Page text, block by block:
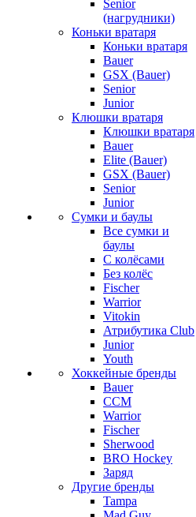
Senior
(нагрудники)
Коньки вратаря
Коньки вратаря
Bauer
GSX (Bauer)
Senior
Junior
Клюшки вратаря
Клюшки вратаря
Bauer
Elite (Bauer)
GSX (Bauer)
Senior
Junior
Сумки и баулы
Все сумки и
баулы
С колёсами
Без колёс
Fischer
Warrior
Vitokin
Атрибутика Club
Junior
Youth
Хоккейные бренды
Bauer
CCM
Warrior
Fischer
Sherwood
BRO Hockey
Заряд
Другие бренды
Tampa